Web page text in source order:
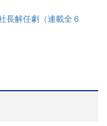
長解任劇（連載全６